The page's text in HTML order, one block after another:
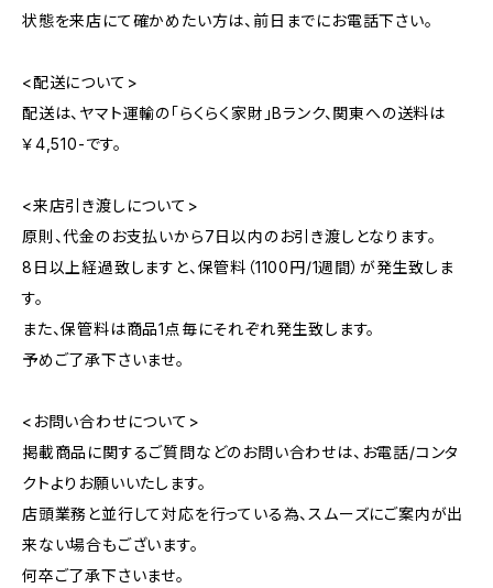
状態を来店にて確かめたい方は、前日までにお電話下さい。
<配送について>
配送は、ヤマト運輸の「らくらく家財」Bランク、関東への送料は
￥4,510-です。
<来店引き渡しについて>
原則、代金のお支払いから7日以内のお引き渡しとなります。
8日以上経過致しますと、保管料（1100円/1週間）が発生致しま
す。
また、保管料は商品1点毎にそれぞれ発生致します。
予めご了承下さいませ。
<お問い合わせについて>
掲載商品に関するご質問などのお問い合わせは、お電話/コンタ
クトよりお願いいたします。
店頭業務と並行して対応を行っている為、スムーズにご案内が出
来ない場合もございます。
何卒ご了承下さいませ。